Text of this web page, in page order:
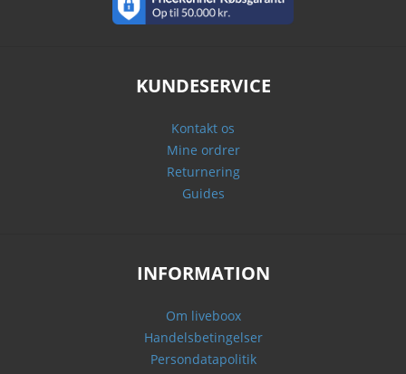
KUNDESERVICE
Kontakt os
Mine ordrer
Returnering
Guides
INFORMATION
Om liveboox
Handelsbetingelser
Persondatapolitik